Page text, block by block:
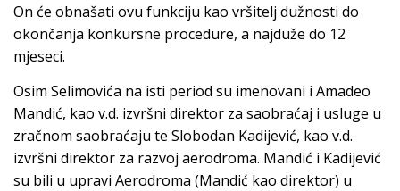
On će obnašati ovu funkciju kao vršitelj dužnosti do
okončanja konkursne procedure, a najduže do 12
mjeseci.
Osim Selimovića na isti period su imenovani i Amadeo
Mandić, kao v.d. izvršni direktor za saobraćaj i usluge u
zračnom saobraćaju te Slobodan Kadijević, kao v.d.
izvršni direktor za razvoj aerodroma. Mandić i Kadijević
su bili u upravi Aerodroma (Mandić kao direktor) u